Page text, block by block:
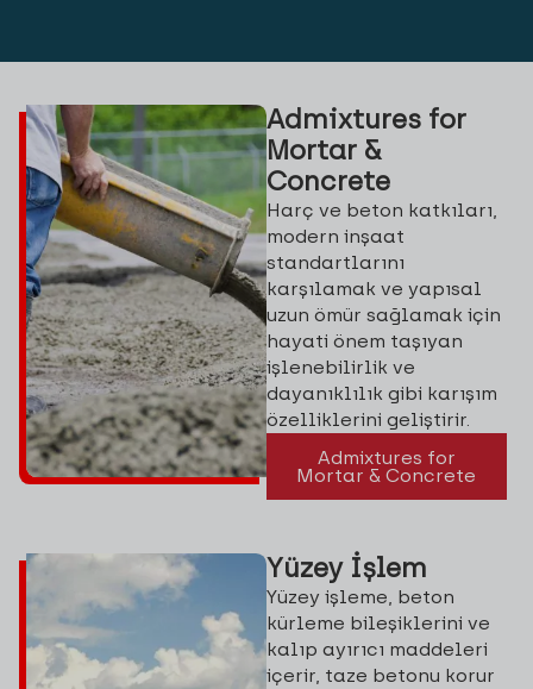
Admixtures for
Mortar &
Concrete
Harç ve beton katkıları,
modern inşaat
standartlarını
karşılamak ve yapısal
uzun ömür sağlamak için
hayati önem taşıyan
işlenebilirlik ve
dayanıklılık gibi karışım
özelliklerini geliştirir.
Admixtures for
Mortar & Concrete
Yüzey İşlem
Yüzey işleme, beton
kürleme bileşiklerini ve
kalıp ayırıcı maddeleri
içerir, taze betonu korur